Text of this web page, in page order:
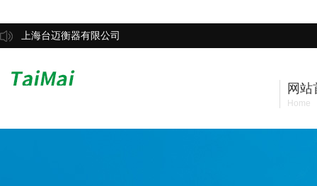
上海台迈衡器有限公司
网站
Home